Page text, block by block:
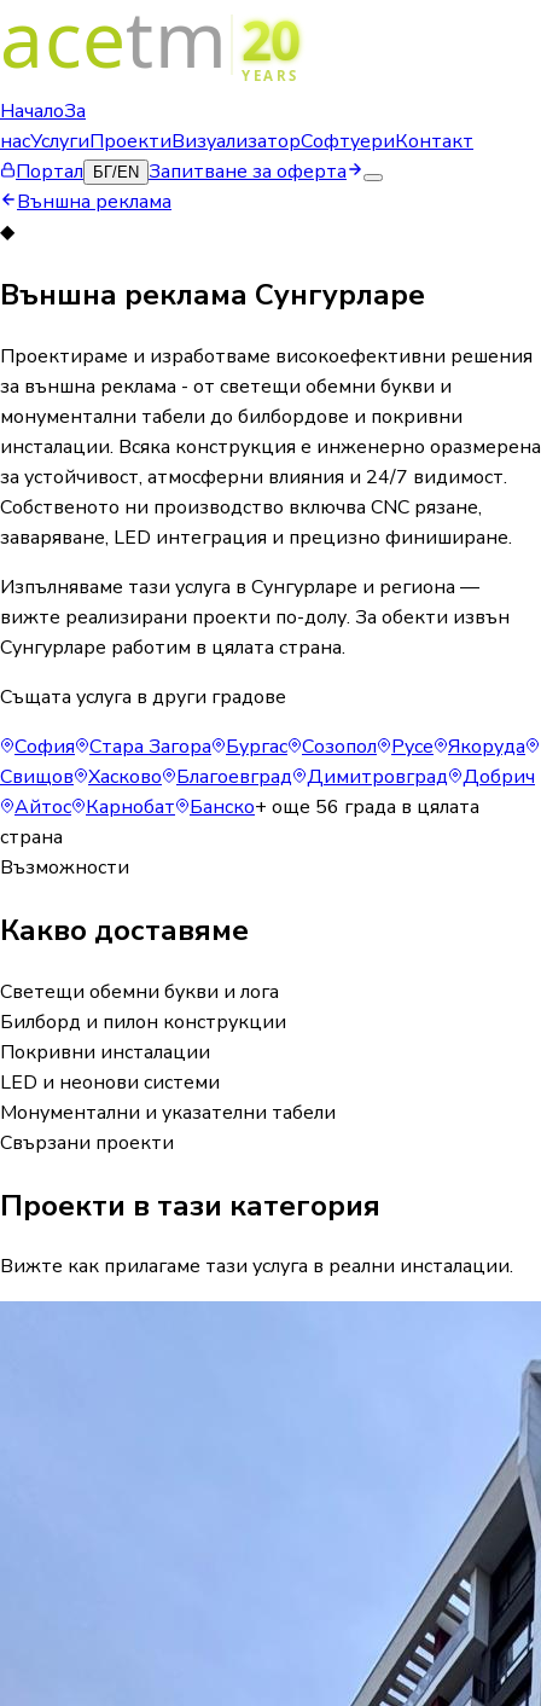
НачалоЗа
насУслугиПроектиВизуализаторСофтуериКонтакт
Портал
БГ/EN
Запитване за оферта
Външна реклама
◆
Външна реклама Сунгурларе
Проектираме и изработваме високоефективни решения
за външна реклама - от светещи обемни букви и
монументални табели до билбордове и покривни
инсталации. Всяка конструкция е инженерно оразмерена
за устойчивост, атмосферни влияния и 24/7 видимост.
Собственото ни производство включва CNC рязане,
заваряване, LED интеграция и прецизно финиширане.
Изпълняваме тази услуга в Сунгурларе и региона —
вижте реализирани проекти по-долу. За обекти извън
Сунгурларе работим в цялата страна.
Същата услуга в други градове
София Стара Загора Бургас Созопол Русе Якоруда
Свищов Хасково Благоевград Димитровград Добрич
Айтос Карнобат Банско+ още 56 града в цялата
страна
Възможности
Какво доставяме
Светещи обемни букви и лога
Билборд и пилон конструкции
Покривни инсталации
LED и неонови системи
Монументални и указателни табели
Свързани проекти
Проекти в тази категория
Вижте как прилагаме тази услуга в реални инсталации.